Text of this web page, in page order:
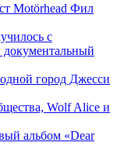
Motörhead Фил
с
город Джесси
Wolf Alice и
альбом «Dear